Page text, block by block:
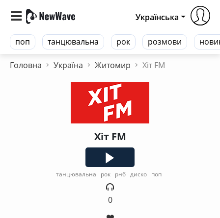
поп танцювальна рок розмови
Українська
Головна Україна Житомир Хіт FM
Хіт FM
танцювальна рок рнб диско поп
0